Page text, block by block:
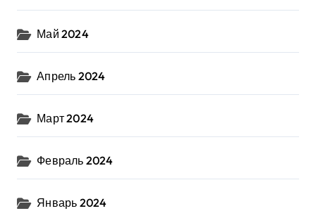
Май 2024
Апрель 2024
Март 2024
Февраль 2024
Январь 2024